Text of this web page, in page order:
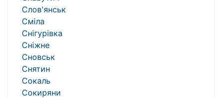
Слов'янськ
Сміла
Снігурівка
Сніжне
Сновськ
Снятин
Сокаль
Сокиряни